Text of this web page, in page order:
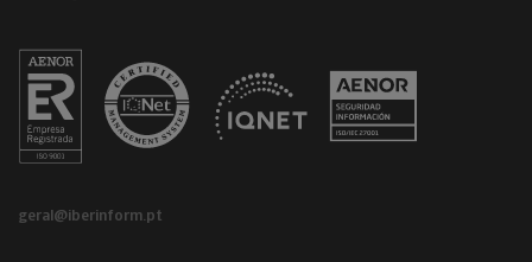
geral@iberinform.pt